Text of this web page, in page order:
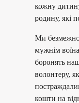
кожну
родину, які
Ми
мужнім
боронять
волонтеру,
кошти на